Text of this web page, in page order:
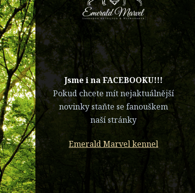
​Jsme i na FACEBOOKU!!!
Pokud chcete mít nejaktuálnější
novinky staňte se fanouškem
naší stránky
Emerald Marvel kennel